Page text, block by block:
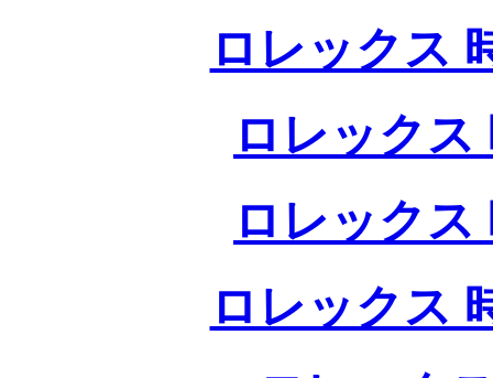
ロレックス
ロレックス
ロレックス
ロレックス